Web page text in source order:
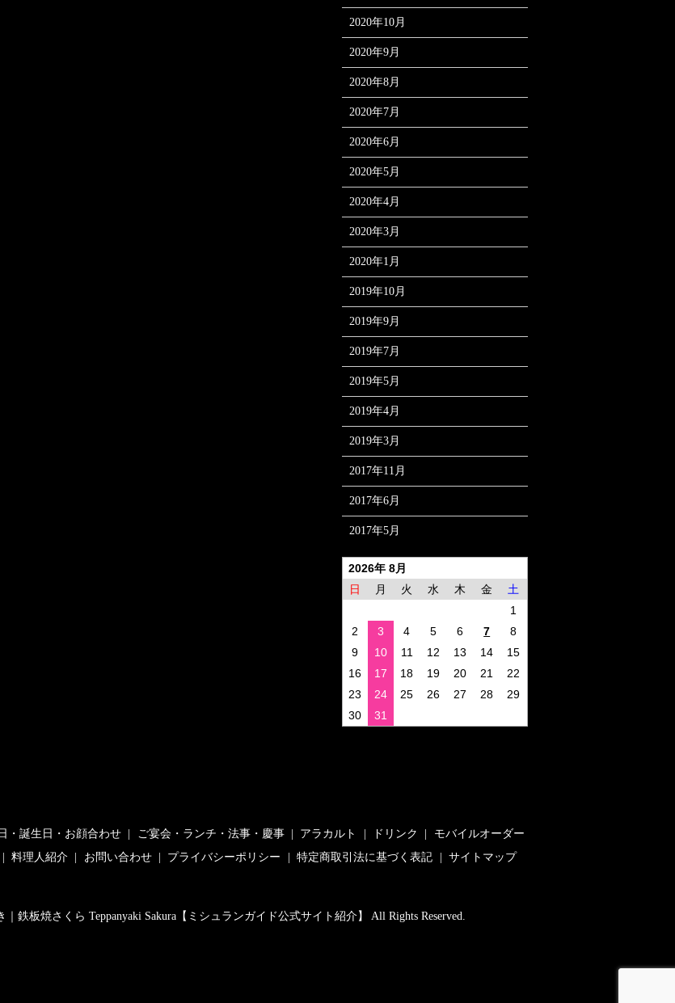
2020年10月
2020年9月
2020年8月
2020年7月
2020年6月
2020年5月
2020年4月
2020年3月
2020年1月
2019年10月
2019年9月
2019年7月
2019年5月
2019年4月
2019年3月
2017年11月
2017年6月
2017年5月
2026年 8月
日
月 火 水 木 金
土
1
2
3 4 5 6 7
8
9
10 11 12 13 14
15
16
17 18 19 20 21
22
23
24 25 26 27 28
29
30
31
・誕生日・お顔合わせ ご宴会・ランチ・法事・慶事 アラカルト ドリンク
モバイルオーダー
料理人紹介 お問い合わせ プライバシーポリシー 特定商取引法に基づく表記 サイトマップ
鉄板焼さくら Teppanyaki Sakura【ミシュランガイド公式サイト紹介】 All Rights Reserved.